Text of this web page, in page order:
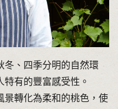
冬、四季分明的自然環
有的豐富感受性。
景轉化為柔和的桃色，使